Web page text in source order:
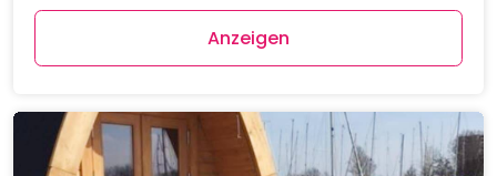
Anzeigen